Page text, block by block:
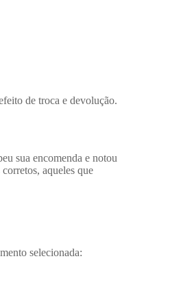
de troca e devolução.
sua encomenda e notou
aqueles que
selecionada: